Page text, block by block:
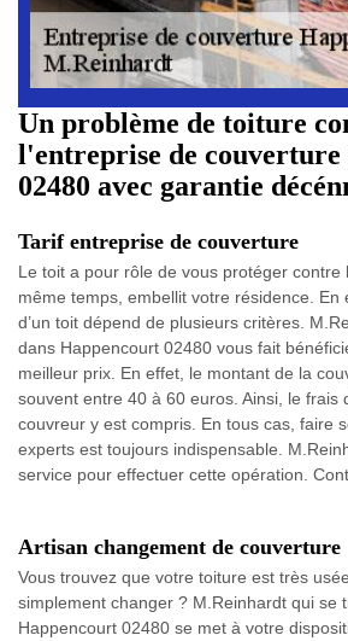
Un problème de toiture
l'entreprise de
02480 avec garantie
Tarif entreprise de couverture
Le toit a pour rôle de vous protéger contre
même temps, embellit votre résidence. En
d’un toit dépend de plusieurs critères.
dans Happencourt 02480 vous fait
meilleur prix. En effet, le montant de la
souvent entre 40 à 60 euros. Ainsi, le frais
couvreur y est compris. En tous cas, faire
experts est toujours indispensable.
service pour effectuer cette opération.
Artisan changement de couverture
Vous trouvez que votre toiture est très
simplement changer ? M.Reinhardt qui se
Happencourt 02480 se met à votre